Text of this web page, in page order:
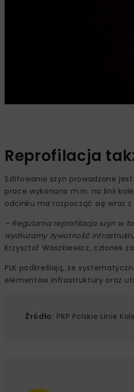
Reprofilacja
Szlifowanie szyn prowadzone
prace wykonano m.in. na linii
odcinku ma rozpocząć się wraz
– Regularna reprofilacja szyn w
wydłużamy żywotność
Krzysztof Waszkiewicz, członek
PLK podkreślają, że
elementów infrastruktury oraz
Źródło: PKP Polskie Linie